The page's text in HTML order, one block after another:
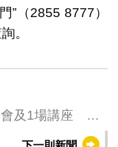
”（2855 8777）
。
會及1場講座